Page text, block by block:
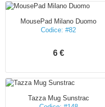
MousePad Milano Duomo
Codice: #82
6 €
Tazza Mug Sunstrac